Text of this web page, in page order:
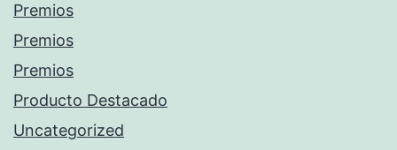
Premios
Premios
Premios
Producto Destacado
Uncategorized